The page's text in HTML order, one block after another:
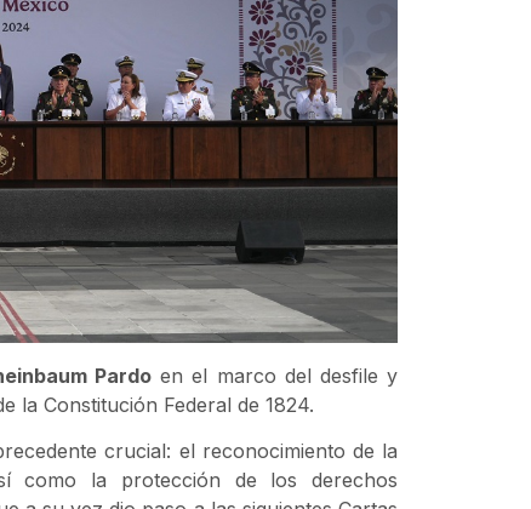
Pardo en el marco del desfile y
la Constitución Federal de 1824.
crucial: el reconocimiento de la
como la protección de los derechos